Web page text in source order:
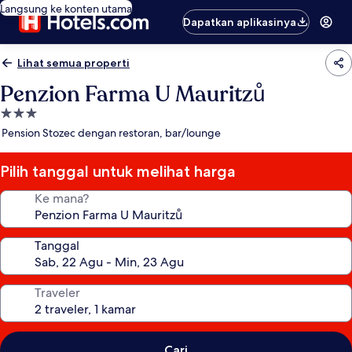
Langsung ke konten utama
Dapatkan aplikasinya
Lihat semua properti
Penzion Farma U Mauritzů
Properti
bintang
Pension Stozec dengan restoran, bar/lounge
Pilih tanggal untuk melihat harga
Ke mana?
Tanggal
Traveler